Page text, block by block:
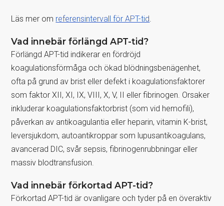
Läs mer om referensintervall för APT-tid
Vad innebär förlängd APT-tid?
Förlängd APT-tid indikerar en fördröjd
koagulationsförmåga och ökad blödningsbenägenhet,
ofta på grund av brist eller defekt i koagulationsfaktorer
som faktor XII, XI, IX, VIII, X, V, II eller fibrinogen. Orsaker
inkluderar koagulationsfaktorbrist (som vid hemofili),
påverkan av antikoagulantia eller heparin, vitamin K-brist,
leversjukdom, autoantikroppar som lupusantikoagulans,
avancerad DIC, svår sepsis, fibrinogenrubbningar eller
massiv blodtransfusion.
Vad innebär förkortad APT-tid?
Förkortad APT-tid är ovanligare och tyder på en överaktiv